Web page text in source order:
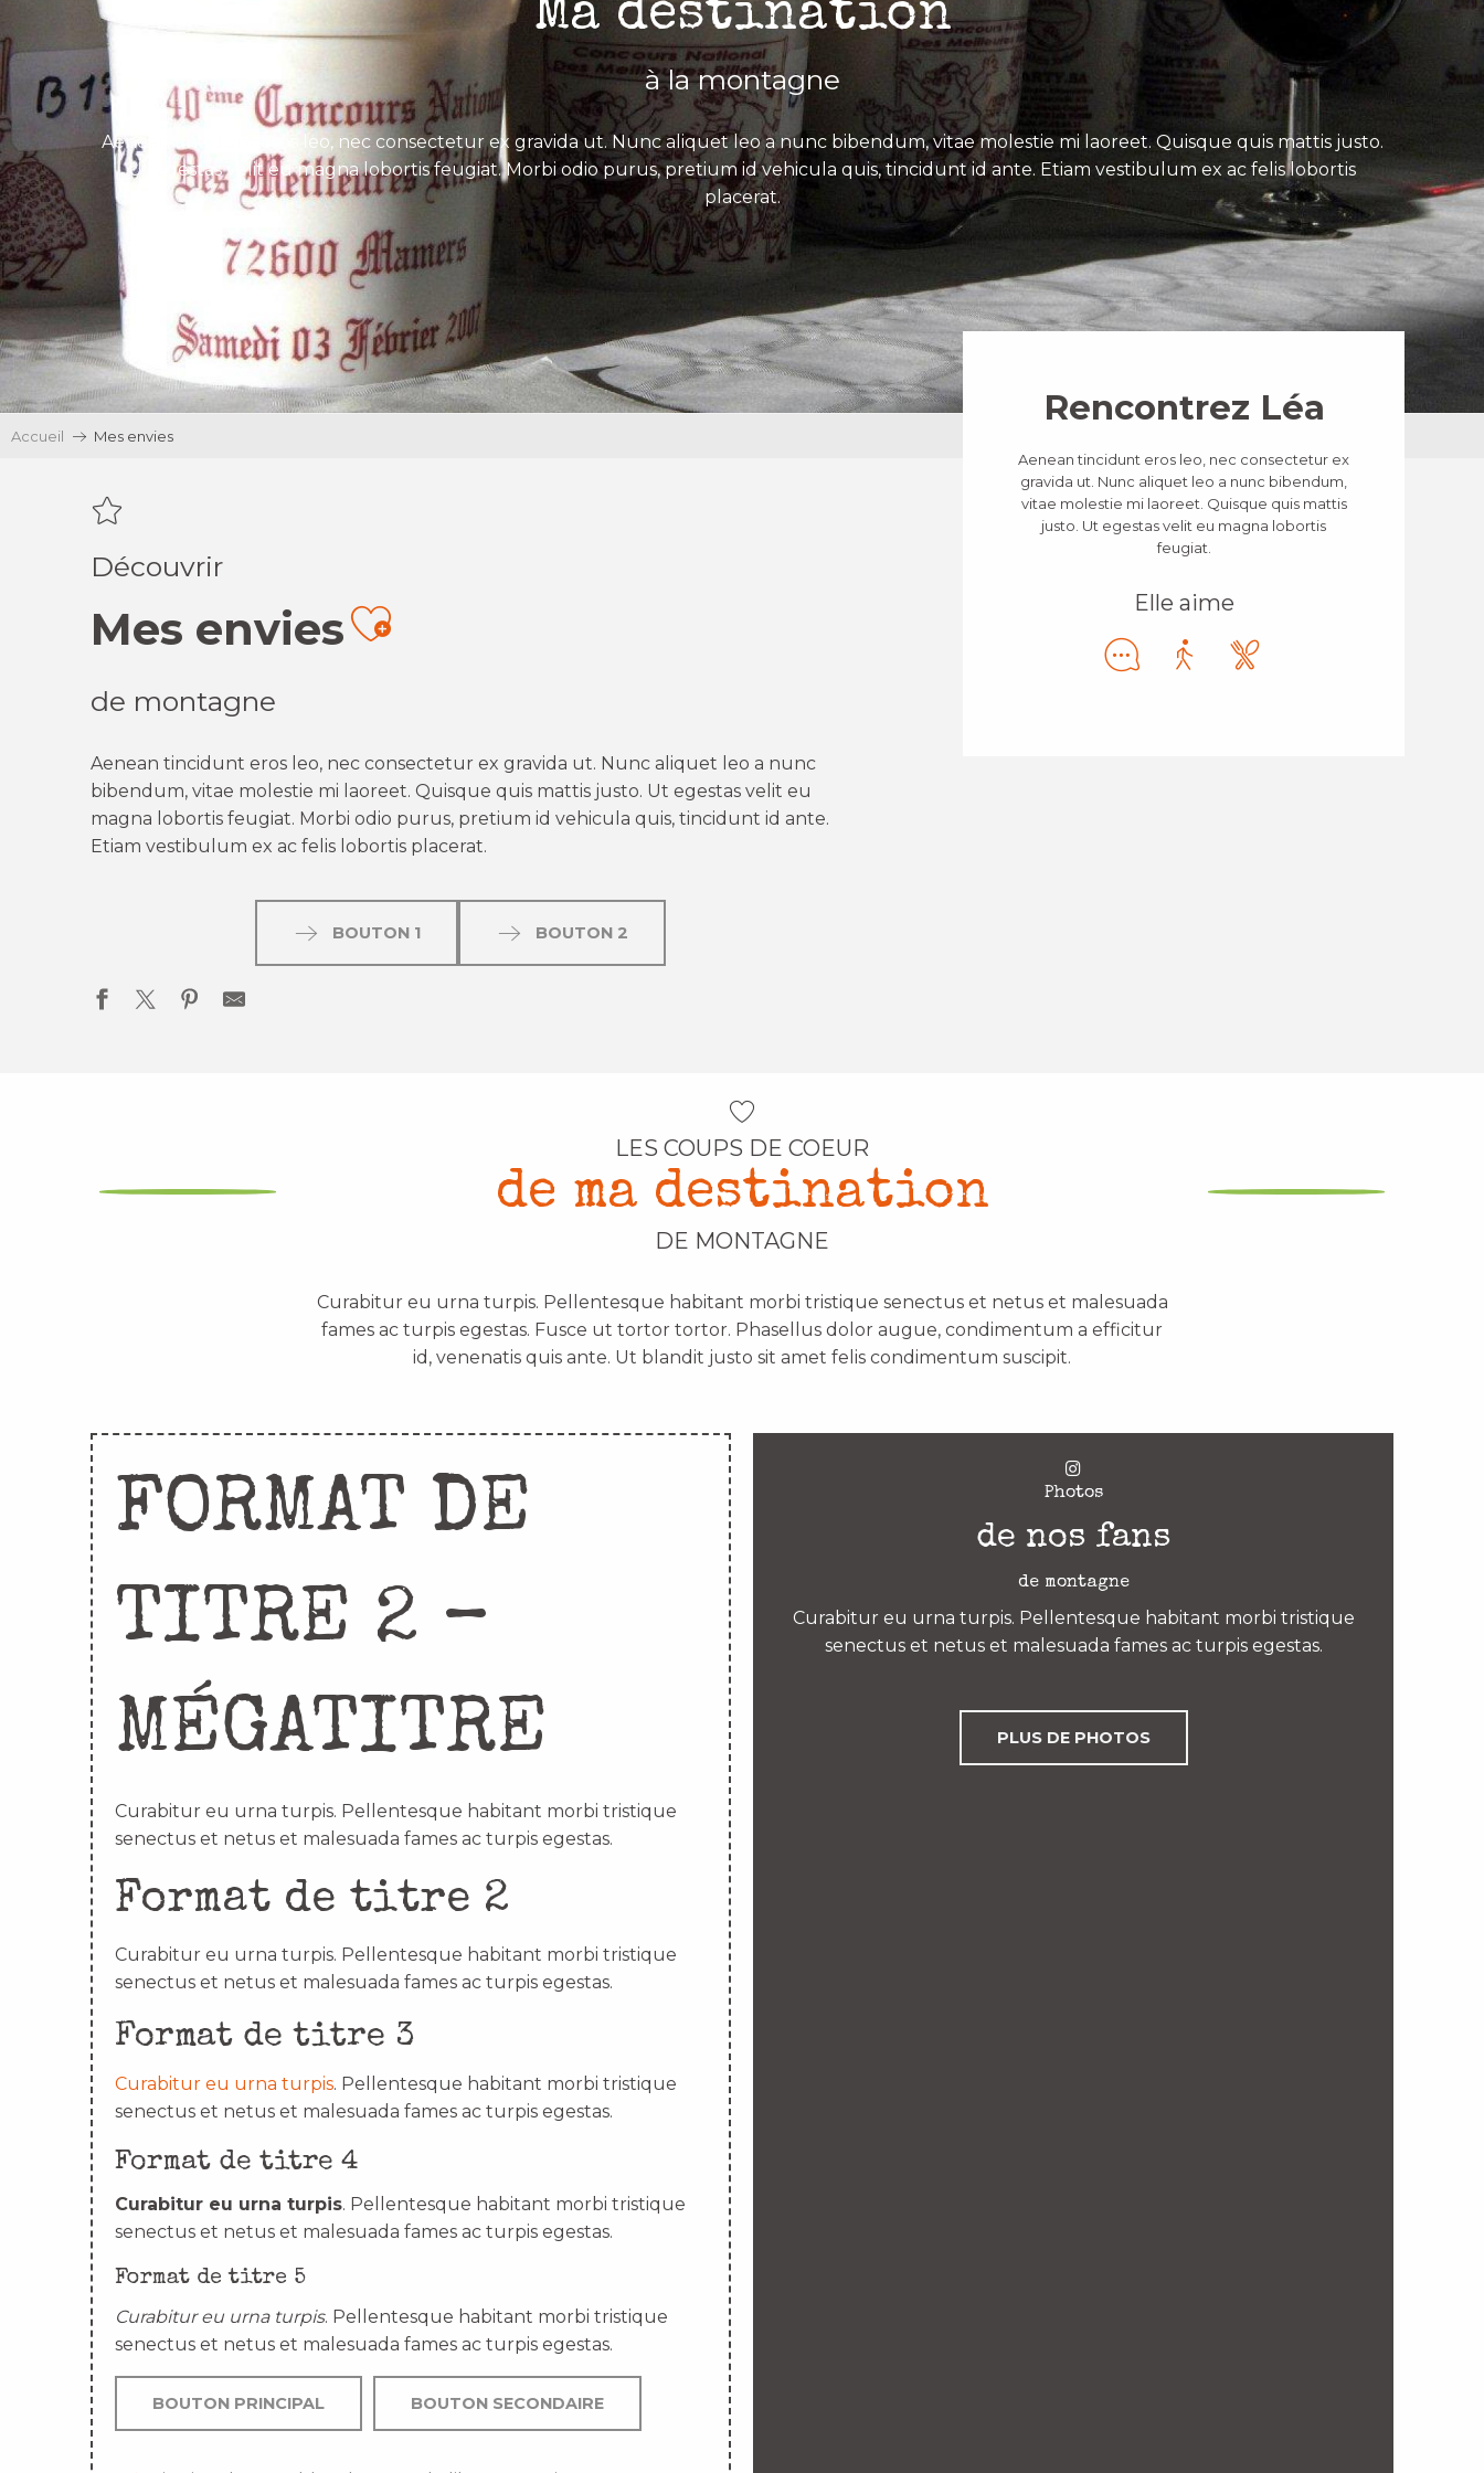
Ma destination
à la montagne
Aenean tincidunt eros leo, nec consectetur ex gravida ut. Nunc aliquet leo a nunc bibendum, vitae molestie mi laoreet. Quisque quis mattis justo.
Ut egestas velit eu magna lobortis feugiat. Morbi odio purus, pretium id vehicula quis, tincidunt id ante. Etiam vestibulum ex ac felis lobortis
placerat.
Accueil Mes envies
Découvrir
Mes enviesAjouter aux favoris
de montagne
Aenean tincidunt eros leo, nec consectetur ex gravida ut. Nunc aliquet leo a nunc
bibendum, vitae molestie mi laoreet. Quisque quis mattis justo. Ut egestas velit eu
magna lobortis feugiat. Morbi odio purus, pretium id vehicula quis, tincidunt id ante.
Etiam vestibulum ex ac felis lobortis placerat.
BOUTON 1 BOUTON 2
Rencontrez Léa
Aenean tincidunt eros leo, nec consectetur ex
gravida ut. Nunc aliquet leo a nunc bibendum,
vitae molestie mi laoreet. Quisque quis mattis
justo. Ut egestas velit eu magna lobortis
feugiat.
Elle aime
LES COUPS DE COEUR
de ma destination
DE MONTAGNE
Curabitur eu urna turpis. Pellentesque habitant morbi tristique senectus et netus et malesuada
fames ac turpis egestas. Fusce ut tortor tortor. Phasellus dolor augue, condimentum a efficitur
id, venenatis quis ante. Ut blandit justo sit amet felis condimentum suscipit.
FORMAT DE
TITRE 2 –
MÉGATITRE
Curabitur eu urna turpis. Pellentesque habitant morbi tristique
senectus et netus et malesuada fames ac turpis egestas.
Format de titre 2
Curabitur eu urna turpis. Pellentesque habitant morbi tristique
senectus et netus et malesuada fames ac turpis egestas.
Format de titre 3
Curabitur eu urna turpis. Pellentesque habitant morbi tristique
senectus et netus et malesuada fames ac turpis egestas.
Format de titre 4
Curabitur eu urna turpis. Pellentesque habitant morbi tristique
senectus et netus et malesuada fames ac turpis egestas.
Format de titre 5
Curabitur eu urna turpis. Pellentesque habitant morbi tristique
senectus et netus et malesuada fames ac turpis egestas.
BOUTON PRINCIPAL BOUTON SECONDAIRE
Photos
de nos fans
de montagne
Curabitur eu urna turpis. Pellentesque habitant morbi tristique
senectus et netus et malesuada fames ac turpis egestas.
PLUS DE PHOTOS